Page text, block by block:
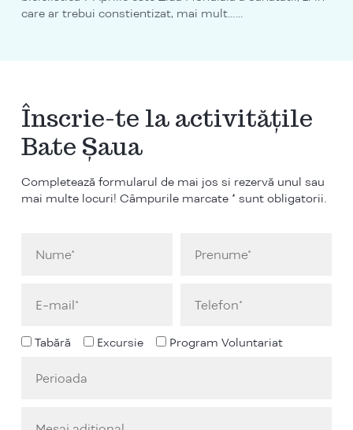
care ar trebui constientizat, mai mult…...
Înscrie-te la activitățile
Bate Șaua
Completează formularul de mai jos si rezervă unul sau
mai multe locuri! Câmpurile marcate * sunt obligatorii.
Tabără Excursie Program Voluntariat